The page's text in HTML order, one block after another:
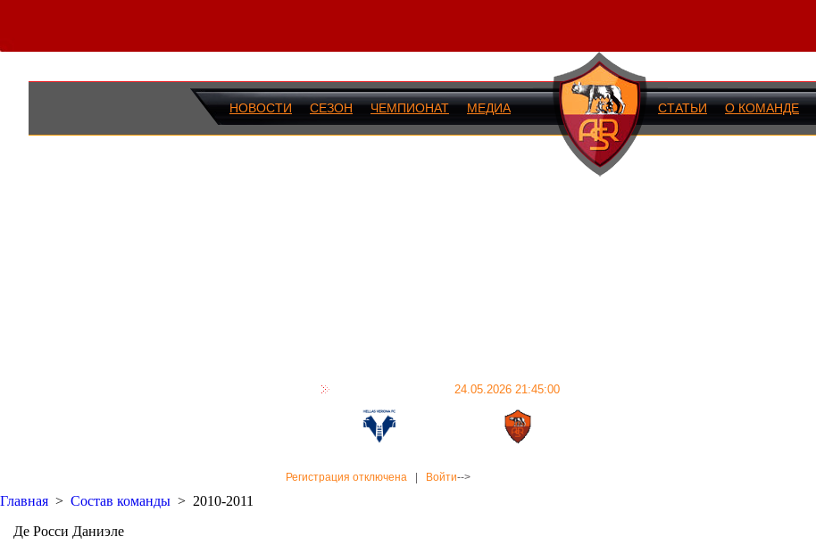
НОВОСТИ СЕЗОН ЧЕМПИОНАТ МЕДИА СТАТЬИ О КОМАНДЕ
24.05.2026 21:45:00
Регистрация отключена Войти-->
Главная > Состав команды > 2010-2011
Де Росси Даниэле